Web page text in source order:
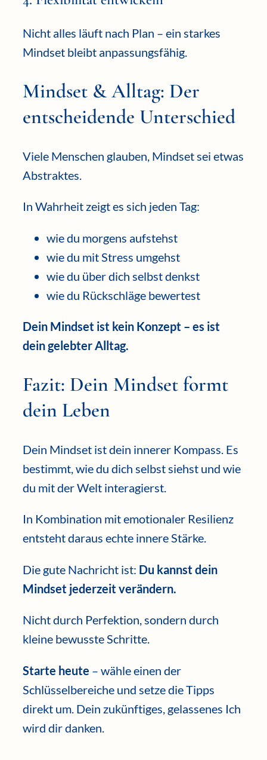
Nicht alles läuft nach Plan – ein starkes
Mindset bleibt anpassungsfähig.
Mindset & Alltag: Der
entscheidende Unterschied
Viele Menschen glauben, Mindset sei etwas
Abstraktes.
In Wahrheit zeigt es sich jeden Tag:
wie du morgens aufstehst
wie du mit Stress umgehst
wie du über dich selbst denkst
wie du Rückschläge bewertest
Dein Mindset ist kein Konzept – es ist
dein gelebter Alltag.
Fazit: Dein Mindset formt
dein Leben
Dein Mindset ist dein innerer Kompass. Es
bestimmt, wie du dich selbst siehst und wie
du mit der Welt interagierst.
In Kombination mit emotionaler Resilienz
entsteht daraus echte innere Stärke.
Die gute Nachricht ist: Du kannst dein
Mindset jederzeit verändern.
Nicht durch Perfektion, sondern durch
kleine bewusste Schritte.
Starte heute – wähle einen der
Schlüsselbereiche und setze die Tipps
direkt um. Dein zukünftiges, gelassenes Ich
wird dir danken.